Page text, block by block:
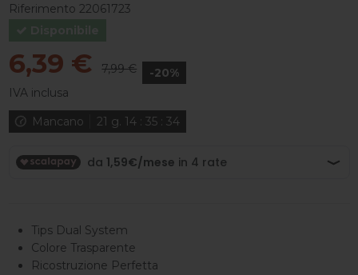
Riferimento 22061723
6,39 € 7,99 €
-20%
IVA inclusa
Mancano
21 g. 14: 35: 33
Tips Dual System
Colore Trasparente
Ricostruzione Perfetta